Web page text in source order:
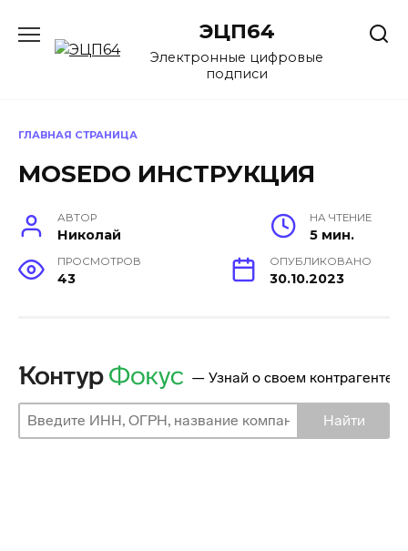
содержанию
ЭЦП64
Электронные цифровые
подписи
ГЛАВНАЯ СТРАНИЦА
MOSEDO ИНСТРУКЦИЯ
АВТОР
Николай
НА ЧТЕНИЕ
5 мин.
ПРОСМОТРОВ
43
ОПУБЛИКОВАНО
30.10.2023